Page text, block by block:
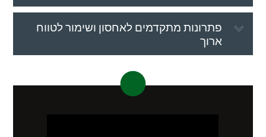
פתרונות מתקדמים לאחסון ושימור לטווח
ארוך